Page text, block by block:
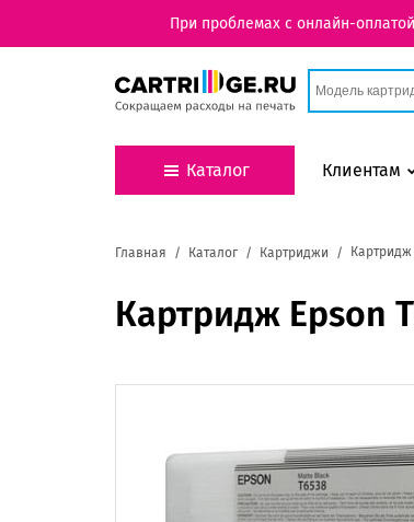
При проблемах с онлайн-
Каталог Клиентам
Главная Каталог Картриджи Картридж
Картридж Epson